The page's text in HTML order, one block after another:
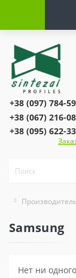
+38 (097) 784-
+38 (067) 216-
+38 (095) 622-
Samsung
Нет ни